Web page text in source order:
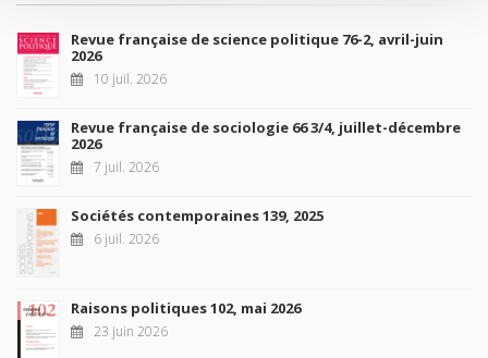
Revue française de science politique 76-2, avril-juin
2026
10 juil. 2026
Revue française de sociologie 66 3/4, juillet-décembre
2026
7 juil. 2026
Sociétés contemporaines 139, 2025
6 juil. 2026
Raisons politiques 102, mai 2026
23 juin 2026